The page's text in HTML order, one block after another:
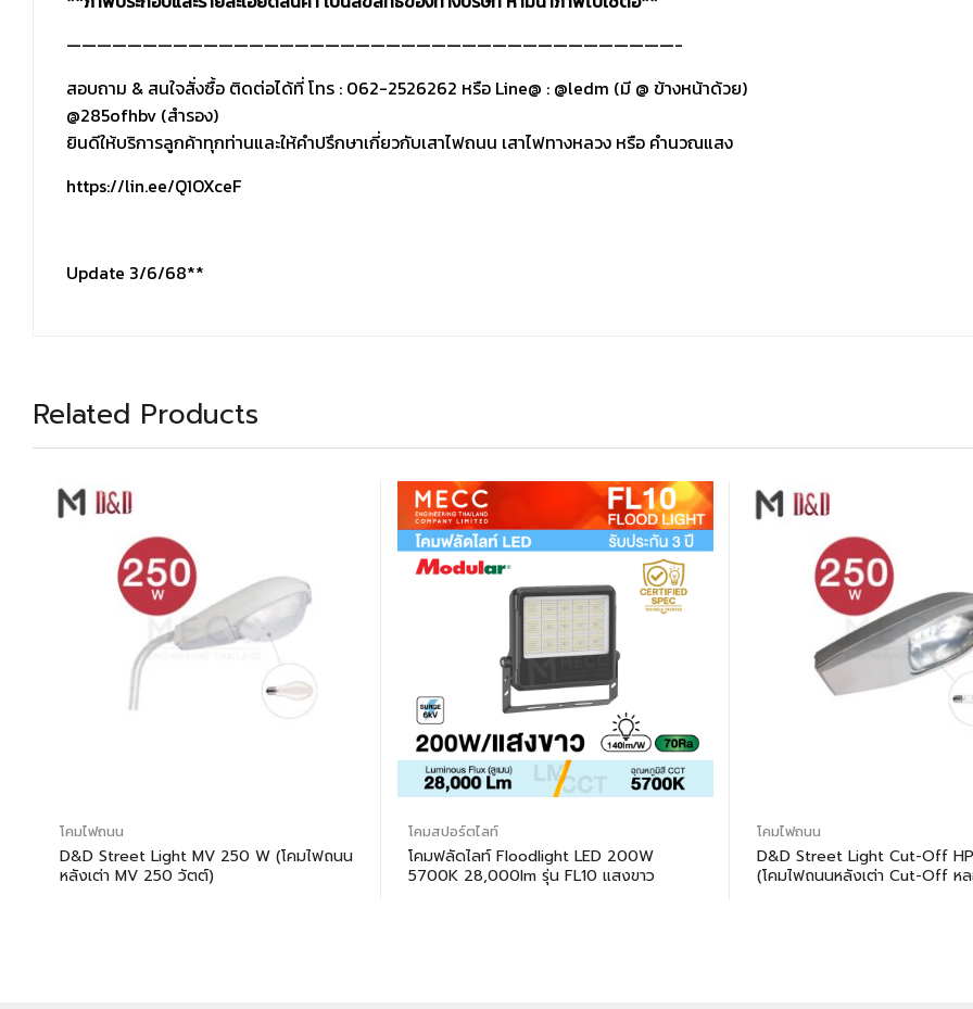
————————————————————————————————————————-
สอบถาม & สนใจสั่งซื้อ ติดต่อได้ที่ โทร : 062-2526262 หรือ Line@ : @ledm (มี @ ข้างหน้าด้วย)
@285ofhbv (สำรอง)
ยินดีให้บริการลูกค้าทุกท่านและให้คำปรึกษาเกี่ยวกับเสาไฟถนน เสาไฟทางหลวง หรือ คำนวณแสง
https://lin.ee/Q1OXceF
Update 3/6/68**
Related Products
โคมไฟถนน
D&D Street Light MV 250 W (โคมไฟถนน
หลังเต่า MV 250 วัตต์)
โคมสปอร์ตไลท์
โคมฟลัดไลท์ Floodlight LED 200W
5700K 28,000lm รุ่น FL10 แสงขาว
โคมไฟถนน
D&D Street Light Cut-Off
(โคมไฟถนนหลังเต่า Cut-Off ห